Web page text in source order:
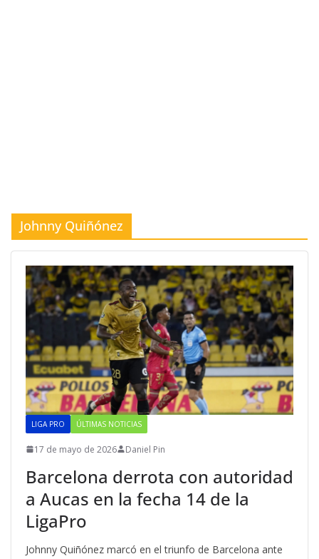
Johnny Quiñónez
LIGA PRO ÚLTIMAS NOTICIAS
17 de mayo de 2026 Daniel Pin
Barcelona derrota con autoridad
a Aucas en la fecha 14 de la
LigaPro
Johnny Quiñónez marcó en el triunfo de Barcelona ante